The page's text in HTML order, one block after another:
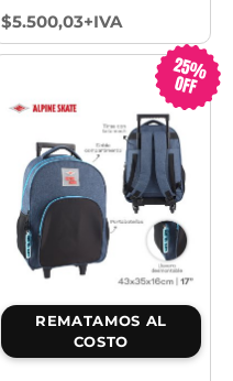
$5.500,03+IVA
25%
OFF
REMATAMOS AL
COSTO